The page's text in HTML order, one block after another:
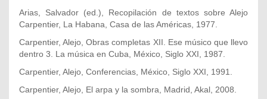
Arias, Salvador (ed.), Recopilación de textos sobre Alejo
Carpentier, La Habana, Casa de las Américas, 1977.
Carpentier, Alejo, Obras completas XII. Ese músico que llevo
dentro 3. La música en Cuba, México, Siglo XXI, 1987.
Carpentier, Alejo, Conferencias, México, Siglo XXI, 1991.
Carpentier, Alejo, El arpa y la sombra, Madrid, Akal, 2008.